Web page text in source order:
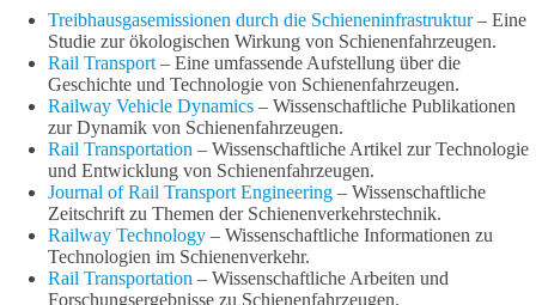
Treibhausgasemissionen durch die Schieneninfrastruktur– Eine
Studie zur ökologischen Wirkung von Schienenfahrzeugen.
Rail Transport – Eine umfassende Aufstellung über die
Geschichte und Technologie von Schienenfahrzeugen.
Railway Vehicle Dynamics – Wissenschaftliche Publikationen
zur Dynamik von Schienenfahrzeugen.
Rail Transportation – Wissenschaftliche Artikel zur Technologie
und Entwicklung von Schienenfahrzeugen.
Journal of Rail Transport Engineering – Wissenschaftliche
Zeitschrift zu Themen der Schienenverkehrstechnik.
Railway Technology – Wissenschaftliche Informationen zu
Technologien im Schienenverkehr.
Rail Transportation – Wissenschaftliche Arbeiten und
Forschungsergebnisse zu Schienenfahrzeugen.